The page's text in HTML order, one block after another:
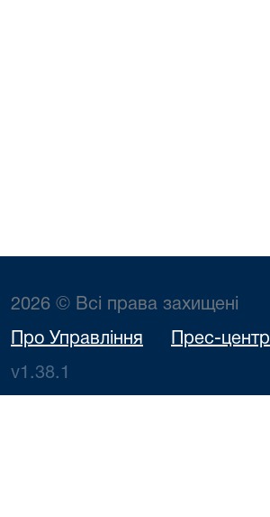
2026 © Всі права захищені
Про Управління Прес-центр
v1.38.1